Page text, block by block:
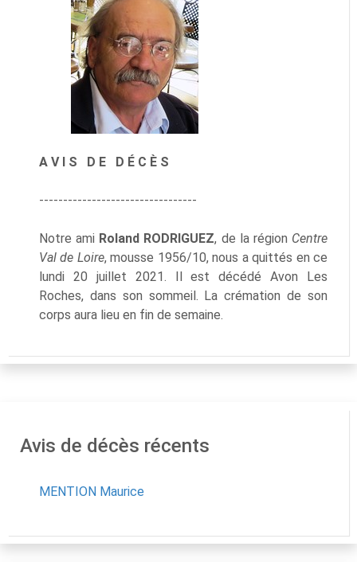
A V I S D E D É C È S
---------------------------------
Notre ami Roland RODRIGUEZ, de la région Centre
Val de Loire, mousse 1956/10, nous a quittés en ce
lundi 20 juillet 2021. Il est décédé Avon Les
Roches, dans son sommeil. La crémation de son
corps aura lieu en fin de semaine.
Avis de décès récents
MENTION Maurice